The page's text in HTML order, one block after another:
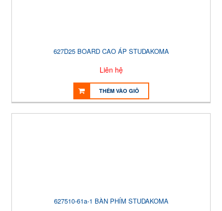
627D25 BOARD CAO ÁP STUDAKOMA
Liên hệ
THÊM VÀO GIỎ
627510-61a-1 BÀN PHÍM STUDAKOMA